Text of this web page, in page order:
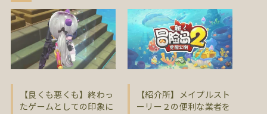
【良くも悪くも】終わっ
たゲームとしての印象に
【紹介所】メイプルスト
ーリー２の便利な業者を